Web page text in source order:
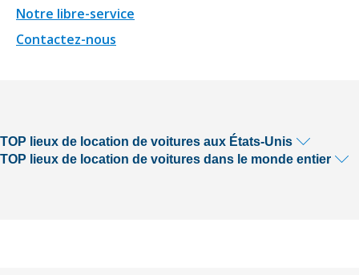
Notre libre-service
Contactez-nous
TOP lieux de location de voitures aux États-Unis
TOP lieux de location de voitures dans le monde entier